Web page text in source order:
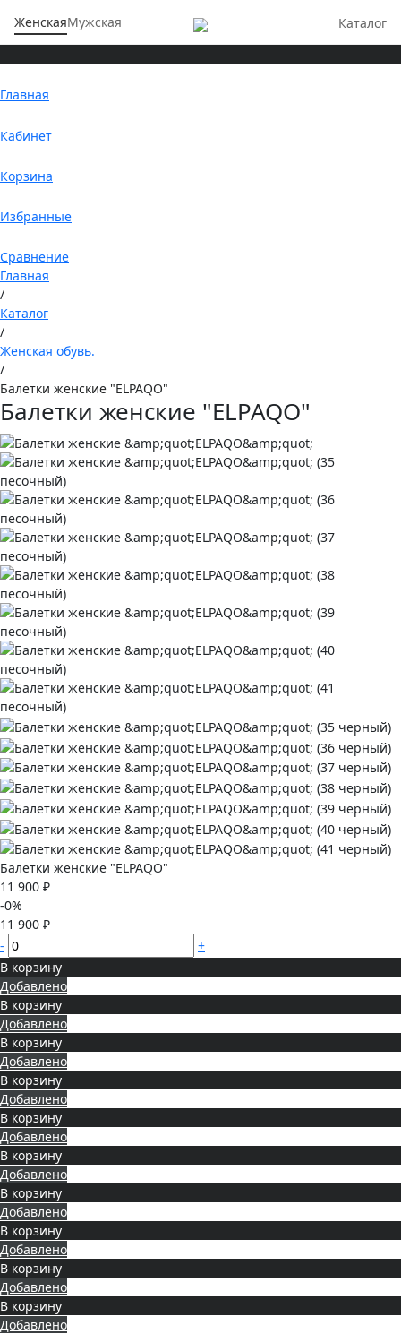
ЖенскаяМужская Каталог
Главная
Кабинет
Корзина
Избранные
Сравнение
Главная
/
Каталог
/
Женская обувь.
/
Балетки женские "ELPAQO"
Балетки женские "ELPAQO"
Балетки женские "ELPAQO"
11 900 ₽
-0%
11 900 ₽
-
+
В корзину
Добавлено
В корзину
Добавлено
В корзину
Добавлено
В корзину
Добавлено
В корзину
Добавлено
В корзину
Добавлено
В корзину
Добавлено
В корзину
Добавлено
В корзину
Добавлено
В корзину
Добавлено